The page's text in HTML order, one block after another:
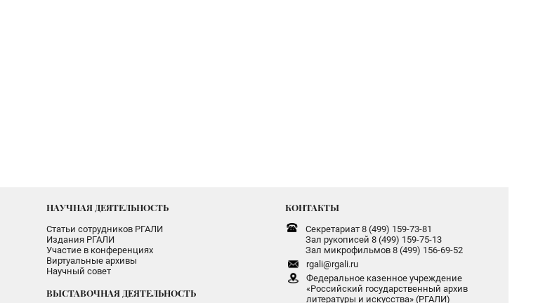
НАУЧНАЯ ДЕЯТЕЛЬНОСТЬ
Статьи сотрудников РГАЛИ
Издания РГАЛИ
Участие в конференциях
Виртуальные архивы
Научный совет
ВЫСТАВОЧНАЯ ДЕЯТЕЛЬНОСТЬ
КОНТАКТЫ
Секретариат 8 (499) 159-73-81
Зал рукописей 8 (499) 159-75-13
Зал микрофильмов 8 (499) 156-69-52
rgali@rgali.ru
Федеральное казенное учреждение
«Российский государственный архив
литературы и искусства» (РГАЛИ)